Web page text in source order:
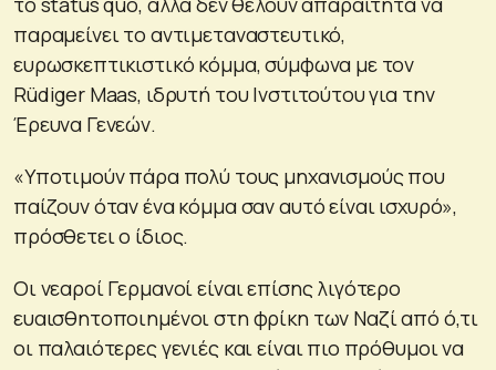
παραμείνει το αντιμεταναστευτικό,
ευρωσκεπτικιστικό κόμμα, σύμφωνα με τον
Rüdiger Maas, ιδρυτή του Ινστιτούτου για την
Έρευνα Γενεών.
«Υποτιμούν πάρα πολύ τους μηχανισμούς που
παίζουν όταν ένα κόμμα σαν αυτό είναι ισχυρό»,
πρόσθετει ο ίδιος.
Οι νεαροί Γερμανοί είναι επίσης λιγότερο
ευαισθητοποιημένοι στη φρίκη των Ναζί από ό,τι
οι παλαιότερες γενιές και είναι πιο πρόθυμοι να